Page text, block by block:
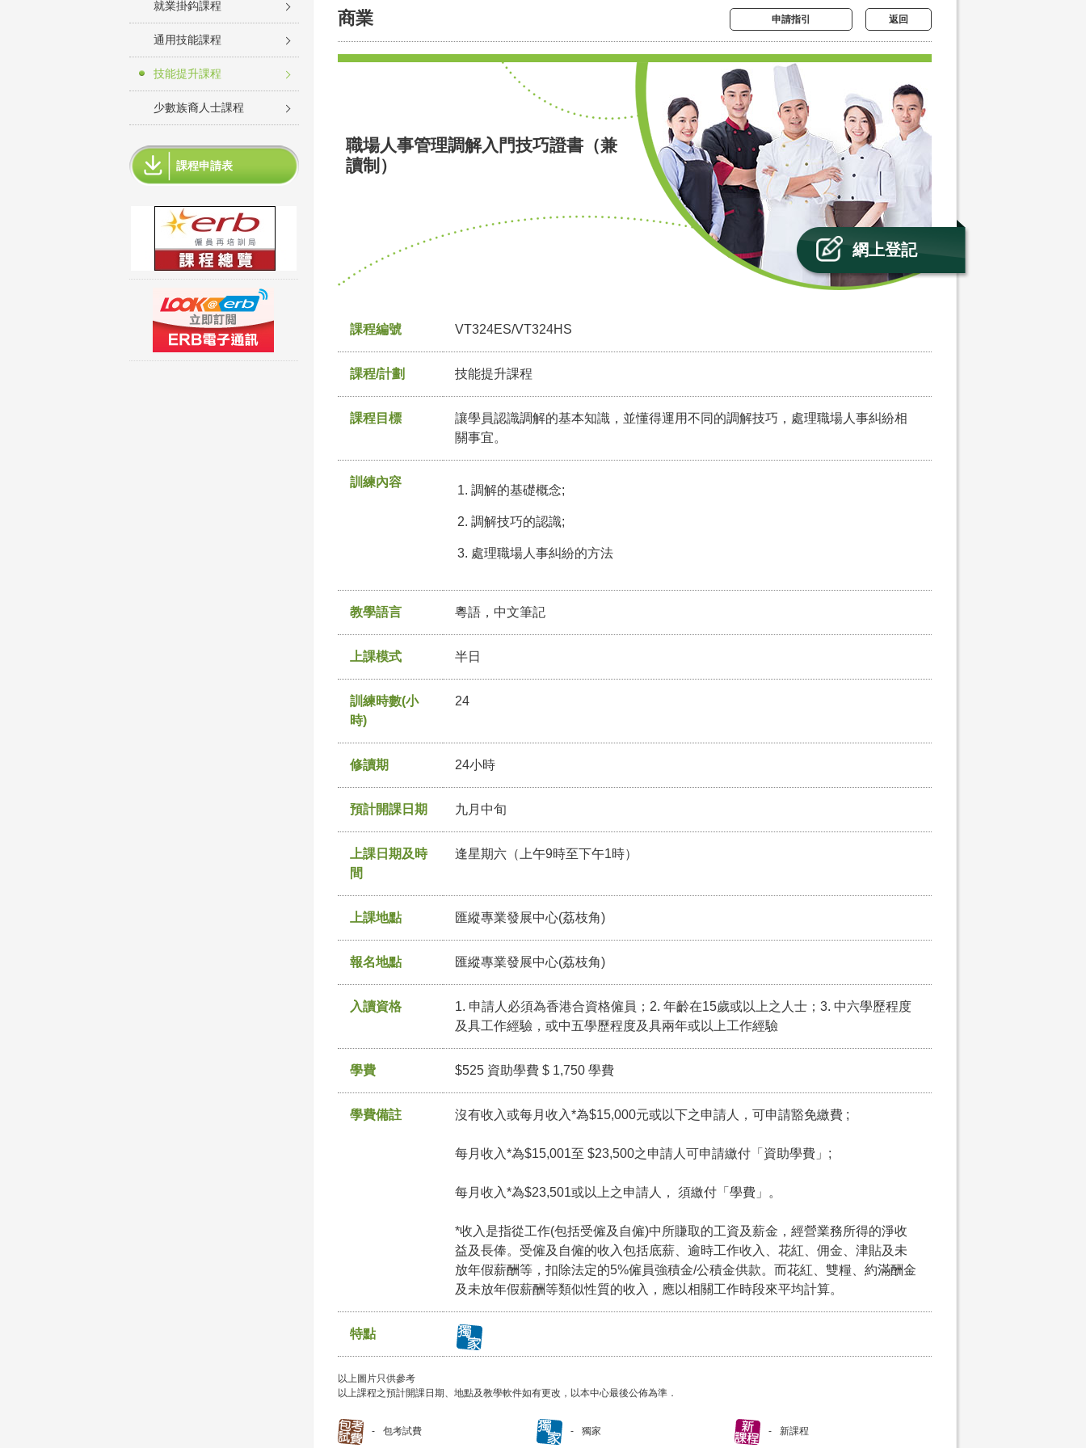
就業掛鈎課程
通用技能課程
技能提升課程
少數族裔人士課程
課程申請表
商業 申請指引 返回
職場人事管理調解入門技巧證書（兼
讀制）
網上登記
課程編號 VT324ES/VT324HS
課程/計劃 技能提升課程
課程目標
讓學員認識調解的基本知識，並懂得運用不同的調解技巧，處理職場人事糾紛相
關事宜。
訓練內容
調解的基礎概念;
調解技巧的認識;
處理職場人事糾紛的方法
教學語言 粵語，中文筆記
上課模式 半日
訓練時數(小
時)
24
修讀期 24小時
預計開課日期 九月中旬
上課日期及時
間
逢星期六（上午9時至下午1時）
上課地點 匯縱專業發展中心(荔枝角)
報名地點 匯縱專業發展中心(荔枝角)
入讀資格
1. 申請人必須為香港合資格僱員；2. 年齡在15歲或以上之人士；3. 中六學歷程度
及具工作經驗，或中五學歷程度及具兩年或以上工作經驗
學費 $525 資助學費 $ 1,750 學費
學費備註 沒有收入或每月收入*為$15,000元或以下之申請人，可申請豁免繳費 ;
每月收入*為$15,001至 $23,500之申請人可申請繳付「資助學費」;
每月收入*為$23,501或以上之申請人， 須繳付「學費」。
*收入是指從工作(包括受僱及自僱)中所賺取的工資及薪金，經營業務所得的淨收
益及長俸。受僱及自僱的收入包括底薪、逾時工作收入、花紅、佣金、津貼及未
放年假薪酬等，扣除法定的5%僱員強積金/公積金供款。而花紅、雙糧、約滿酬金
及未放年假薪酬等類似性質的收入，應以相關工作時段來平均計算。
特點
以上圖片只供參考
以上課程之預計開課日期、地點及教學軟件如有更改，以本中心最後公佈為準．
包考試費 獨家 新課程